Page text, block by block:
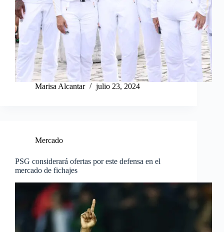
Marisa Alcantar julio 23, 2024
Mercado
PSG considerará ofertas por este defensa en el
mercado de fichajes